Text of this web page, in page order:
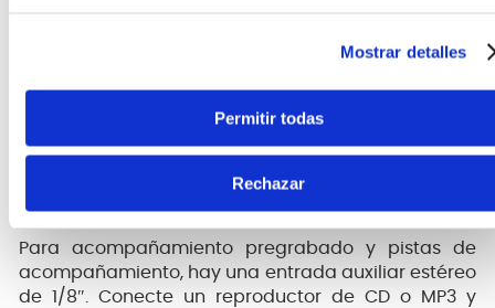
Mostrar detalles
Permitir todas
Rechazar
Para acompañamiento pregrabado y pistas de
acompañamiento, hay una entrada auxiliar estéreo
de 1/8″. Conecte un reproductor de CD o MP3 y